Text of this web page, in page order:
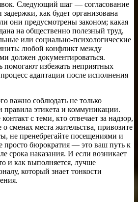
Следующий шаг — согласование
как будет организована
они предусмотрены законом; какая
на общественно полезный труд,
или социально-психологические
любой конфликт между
должен документироваться.
помогают избежать неприятных
адаптации после исполнения
важно соблюдать не только
правила этикета и коммуникации.
с теми, кто отвечает за надзор,
сменах места жительства, привозите
не пренебрегайте посещениями и
просто бюрократия — это ваш путь к
срока наказания. И если возникает
и как выполняется, лучше
который знает тонкости